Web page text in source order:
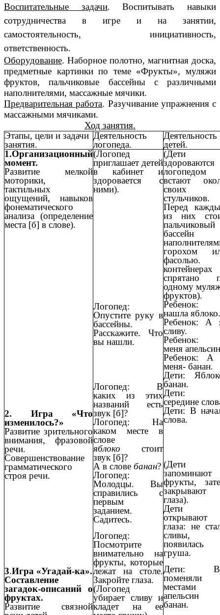
Воспитательные задачи. Воспитывать навыки
сотрудничества в игре и на занятии,
самостоятельность, инициативность,
ответственность.
Оборудование. Наборное полотно, магнитная доска,
предметные картинки по теме «Фрукты», муляжи
фруктов, пальчиковые бассейны с различными
наполнителями, массажные мячики.
Предварительная работа. Разучивание упражнения с
массажными мячиками.
Ход занятия.
Этапы, цели и задачи
занятия.
Деятельность
логопеда.
Деятельность
детей.
1.Организационный
момент.
Развитие мелкой
моторики,
тактильных
ощущений, навыков
фонематического
анализа (определение
места [б] в слове).
2. Игра «Что
изменилось?»
Развитие зрительного
внимания, фразовой
речи.
Совершенствование
грамматического
строя речи.
3.Игра «Угадай-ка».
Составление
загадок-описаний о
фруктах.
Развитие связной
(Логопед
приглашает детей
в кабинет и
здоровается с
ними).
Логопед:
Опустите руку в
бассейны.
Расскажите. Что
вы нашли.
Логопед: В
каких из этих
названий есть
звук [б]?
Логопед: На
каком месте в
слове
яблоко стоит
звук [б]?
А в слове банан?
Логопед:
Молодцы. Вы
справились с
первым
заданием.
Садитесь.
Логопед:
Посмотрите
внимательно на
фрукты, которые
лежат на столе.
Закройте глаза.
(Логопед
убирает сливу и
кладет на ее
(Дети
логопедом
встают
своих
стульчиков.
Перед
из них
пальчиковый
бассейн
горохом
фасолью.
контейнерах
спрятано
одному
фруктов).
Ребенок:
нашла яблоко.
Ребенок: А
сливу.
Ребенок:
меня
Ребенок: А
меня- банан.
Дети:
банан.
Дети:
середине
Дети: В
слова.
(Дети
запоминают
фрукты,
закрывают
глаза).
Дети
открывают
глаза: не
сливы,
появилась
груша.
Дети:
поменяли
местами
апельсин
банан.